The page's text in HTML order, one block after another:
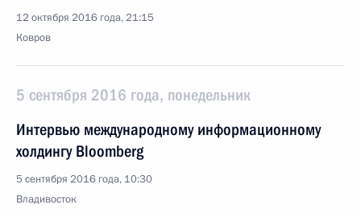
12 октября 2016 года, 21:15
Ковров
5 сентября 2016 года, понедельник
Интервью международному информационному
холдингу Bloomberg
5 сентября 2016 года, 10:30
Владивосток